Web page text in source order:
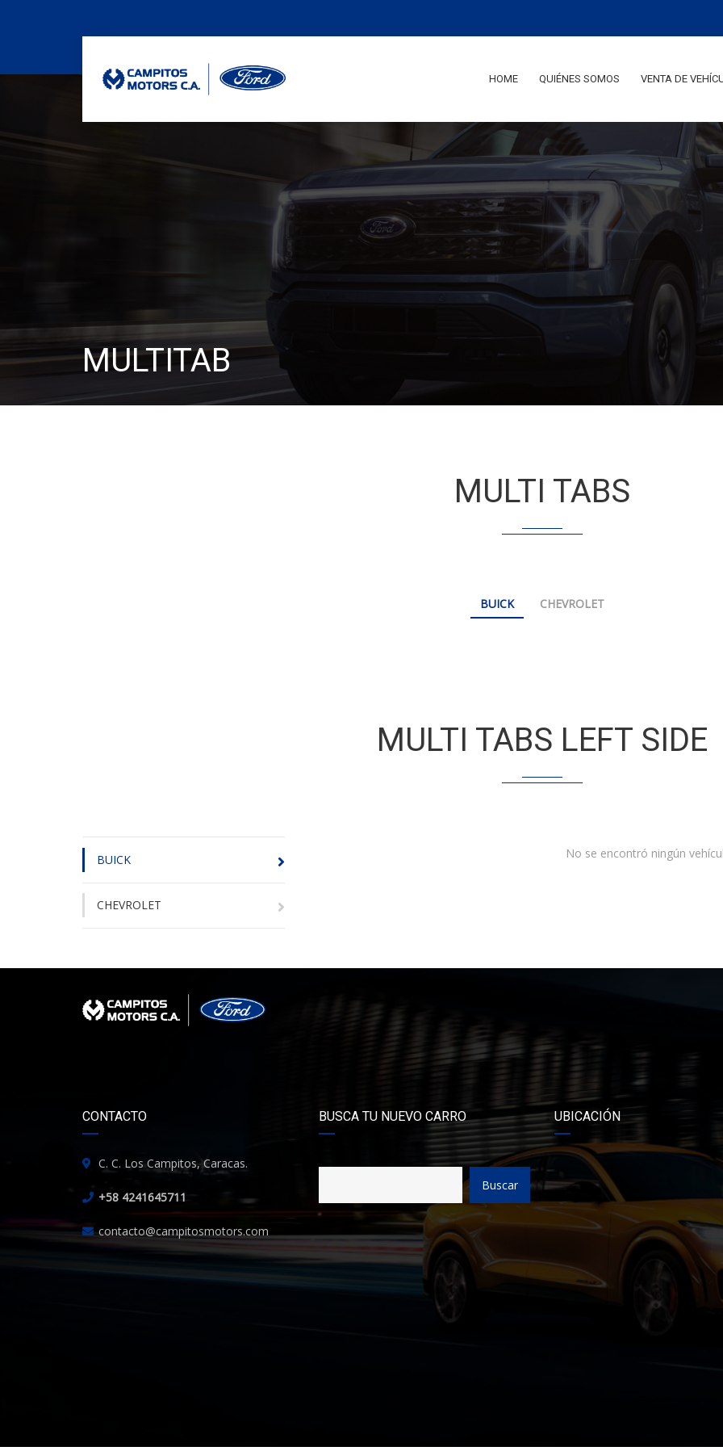
HOME QUIÉNES SOMOS VENTA DE
MULTITAB
MULTI TABS
BUICK CHEVROLET
MULTI TABS LEFT SIDE
BUICK
CHEVROLET
No se encontró ningún
CONTACTO
C. C. Los Campitos, Caracas.
+58 4241645711
contacto@campitosmotors.com
BUSCA TU NUEVO CARRO
Buscar
UBICACIÓN